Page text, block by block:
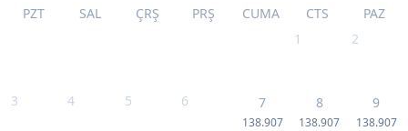
PZT SAL ÇRŞ PRŞ CUMA CTS
PAZ
1
2
3 4 5 6 7
138.907
8
138.907
9
138.907